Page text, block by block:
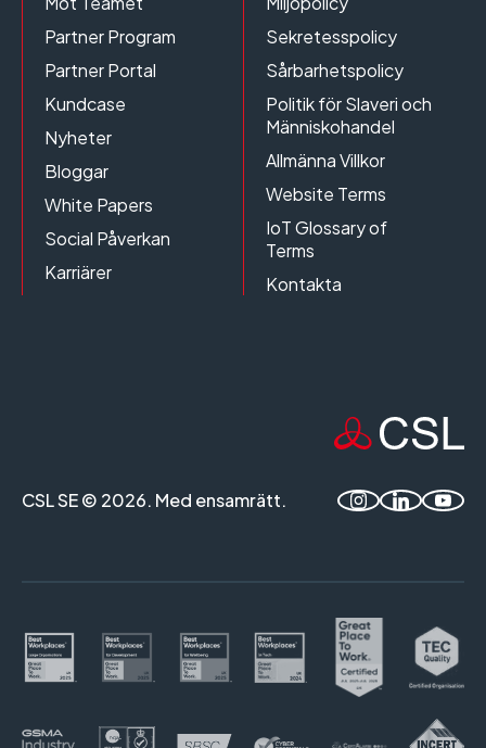
Partner Program
Partner Portal
Kundcase
Nyheter
Bloggar
White Papers
Social Påverkan
Karriärer
Sekretesspolicy
Sårbarhetspolicy
Politik för Slaveri och
Människohandel
Allmänna Villkor
Website Terms
IoT Glossary of
Terms
Kontakta
CSL SE © 2026. Med ensamrätt.